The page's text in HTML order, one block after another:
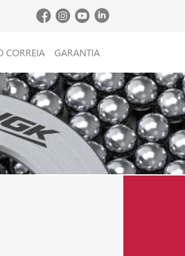
CORREIA GARANTIA